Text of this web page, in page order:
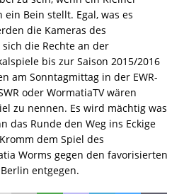
ein Bein stellt. Egal, was es
die Kameras des
die Rechte an der
bis zur Saison 2015/2016
am Sonntagmittag in der EWR-
oder WormatiaTV wären
zu nennen. Es wird mächtig was
das Runde den Weg ins Eckige
dem Spiel des
Worms gegen den favorisierten
entgegen.